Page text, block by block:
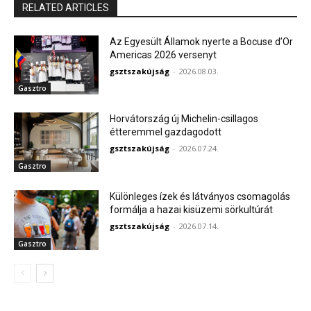
RELATED ARTICLES
Gasztro
Az Egyesült Államok nyerte a Bocuse d’Or
Americas 2026 versenyt
gsztszakújság - 2026.08.03.
Gasztro
Horvátország új Michelin-csillagos
étteremmel gazdagodott
gsztszakújság - 2026.07.24.
Gasztro
Különleges ízek és látványos csomagolás
formálja a hazai kisüzemi sörkultúrát
gsztszakújság - 2026.07.14.